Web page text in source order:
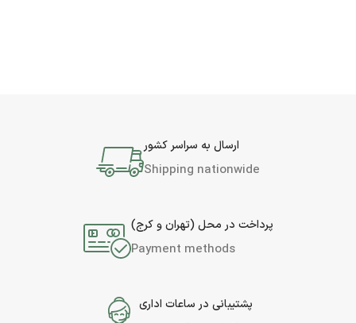
ارسال به سراسر کشور
Shipping nationwide
پرداخت در محل (تهران و کرج)
Payment methods
پشتیبانی در ساعات اداری